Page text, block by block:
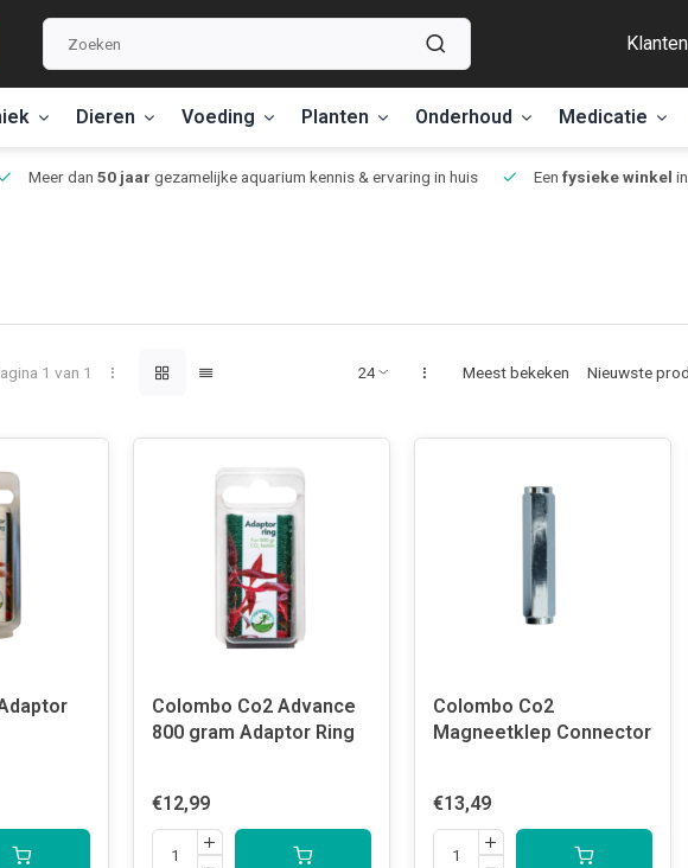
Dieren Voeding Planten Onderhoud Medicatie
Meer dan 50 jaar gezamelijke aquarium kennis & ervaring in huis Een fysieke winkel
1 van 1 Meest bekeken Nieuwste
Colombo Co2 Advance
800 gram Adaptor Ring
€12,99
Colombo Co2
Magneetklep Connector
€13,49